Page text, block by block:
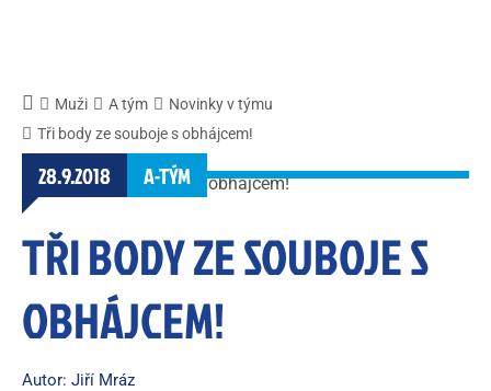
Muži A tým
Novinky v týmu
Tři body ze souboje s obhájcem!
28.9.2018 A-TÝM
TŘI BODY ZE SOUBOJE S
OBHÁJCEM!
Autor: Jiří Mráz